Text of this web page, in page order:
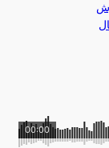
00:00